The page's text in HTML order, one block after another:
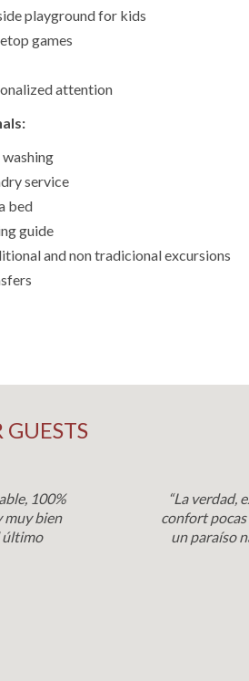
playground for kids
games
attention
washing
service
bed
guide
and non tradicional excursions
100%
muy bien
último
“La verdad,
confort pocas
un paraíso